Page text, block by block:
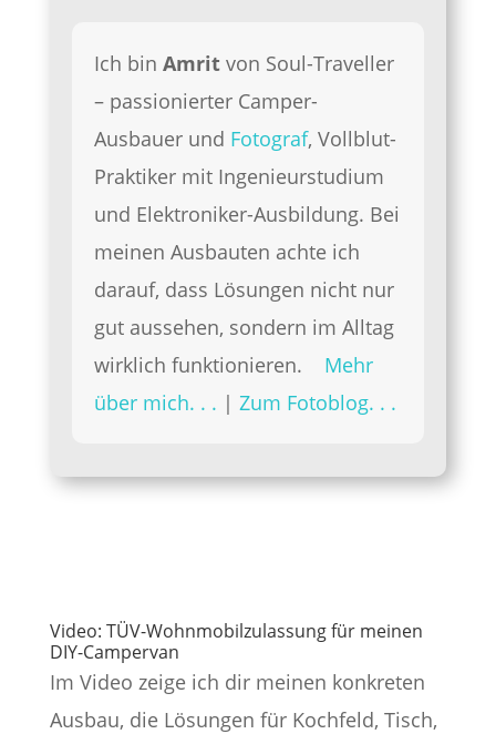
Ich bin Amritvon Soul-Traveller
– passionierter Camper-
Ausbauer und Fotograf, Vollblut-
Praktiker mit Ingenieurstudium
und Elektroniker-Ausbildung. Bei
meinen Ausbauten achte ich
darauf, dass Lösungen nicht nur
gut aussehen, sondern im Alltag
wirklich funktionieren. Mehr
über mich. . . | Zum Fotoblog. . .
Video: TÜV-Wohnmobilzulassung für meinen
DIY-Campervan
Im Video zeige ich dir meinen konkreten
Ausbau, die Lösungen für Kochfeld, Tisch,